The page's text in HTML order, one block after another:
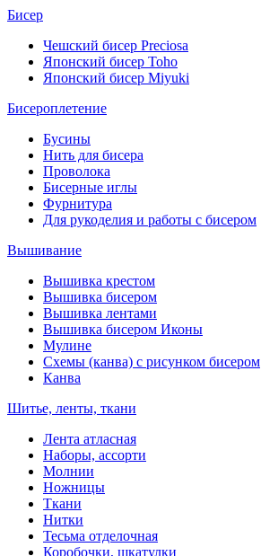
Бисер
Чешский бисер Preciosa
Японский бисер Toho
Японский бисер Miyuki
Бисероплетение
Бусины
Нить для бисера
Проволока
Бисерные иглы
Фурнитура
Для рукоделия и работы с бисером
Вышивание
Вышивка крестом
Вышивка бисером
Вышивка лентами
Вышивка бисером Иконы
Мулине
Схемы (канва) с рисунком бисером
Канва
Шитье, ленты, ткани
Лента атласная
Наборы, ассорти
Молнии
Ножницы
Ткани
Нитки
Тесьма отделочная
Коробочки, шкатулки